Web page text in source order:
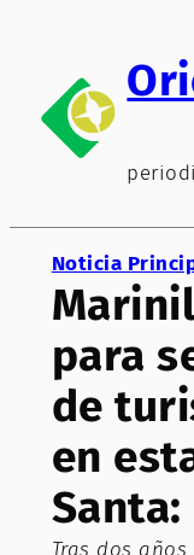
contenido
Noticia
para
de
en
Santa:
Tras dos